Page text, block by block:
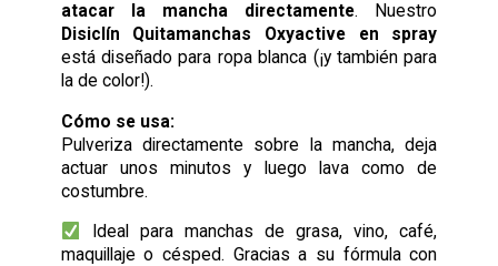
atacar la mancha directamente. Nuestro
Disiclín Quitamanchas Oxyactive en spray
está diseñado para ropa blanca (¡y también para
la de color!).
Cómo se usa:
Pulveriza directamente sobre la mancha, deja
actuar unos minutos y luego lava como de
costumbre.
Ideal para manchas de grasa, vino, café,
maquillaje o césped. Gracias a su fórmula con